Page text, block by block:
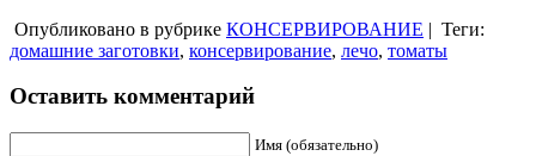
Опубликовано в рубрике КОНСЕРВИРОВАНИЕ | Теги:
домашние заготовки, консервирование, лечо, томаты
Оставить комментарий
Имя (обязательно)